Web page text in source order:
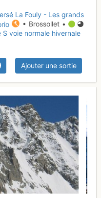
La Fouly - Les grands
• Brossollet •
S voie normale hivernale
Ajouter une sortie